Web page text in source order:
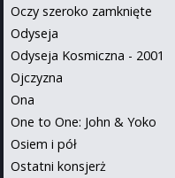
Oczy szeroko zamknięte
Odyseja
Odyseja Kosmiczna - 2001
Ojczyzna
Ona
One to One: John & Yoko
Osiem i pół
Ostatni konsjerż